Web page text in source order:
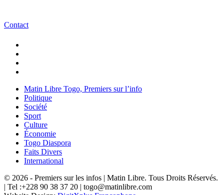
Contact
Matin Libre Togo, Premiers sur l’info
Politique
Société
Sport
Culture
Économie
Togo Diaspora
Faits Divers
International
© 2026 - Premiers sur les infos | Matin Libre. Tous Droits Réservés.
| Tel :+228 90 38 37 20 | togo@matinlibre.com